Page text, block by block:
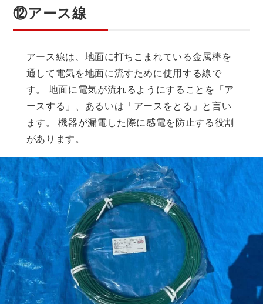
⑫アース線
アース線は、地面に打ちこまれている金属棒を
通して電気を地面に流すために使用する線で
す。 地面に電気が流れるようにすることを「ア
ースする」、あるいは「アースをとる」と言い
ます。 機器が漏電した際に感電を防止する役割
があります。